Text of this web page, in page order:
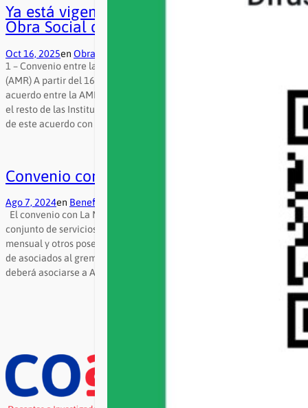
Ya está vigente el nuevo convenio entre la
Obra Social de la UNR y AMR
Oct 16, 2025en Obra Social UNR
1 – Convenio entre la OSUNR y la Asociación Médica de Rosario
(AMR) A partir del 16 de octubre de 2025 se puso en vigencia un
acuerdo entre la AMR y la OSUNR, sin perjuicio de los convenios con
el resto de las Instituciones (grupo Oroño, Gamma, etc). La novedad
de este acuerdo con AMR…
Convenio con La Mutual de AMR
Ago 7, 2024en Beneficios
El convenio con La Mutual de AMR otorga a nuestros afiliadxs un
conjunto de servicios. Algunos de ellos están incluidos en la cuota
mensual y otros poseen tarifas accesibles para nuestra comunidad
de asociados al gremio. Para acceder a ellos, el o la interesada
deberá asociarse a AMR. Para ello tendrá que dirigirse a…